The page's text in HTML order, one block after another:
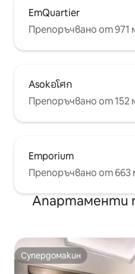
EmQuartier
Препоръчвано от
Asokอโศก
Препоръчвано от
Emporium
Препоръчвано от
Апартаменти
Супердомакин
Супердомакин